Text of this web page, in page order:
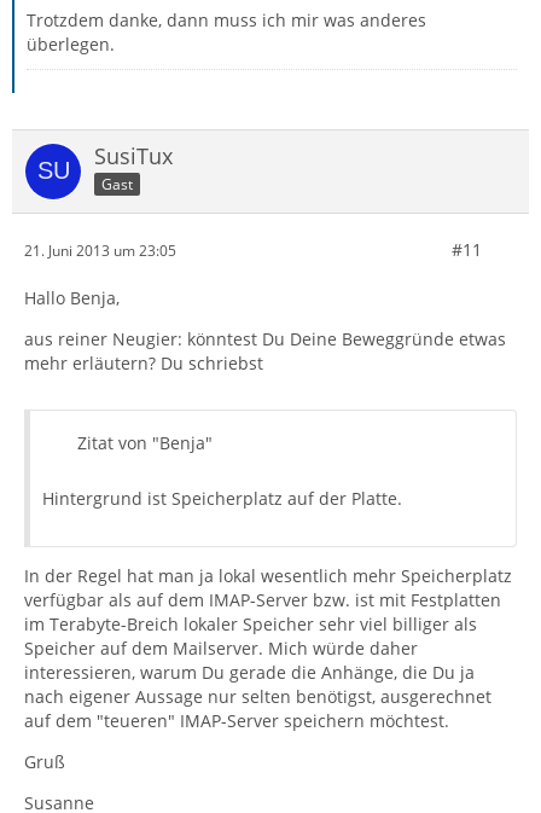
Trotzdem danke, dann muss ich mir was anderes
überlegen.
SusiTux
Gast
21. Juni 2013 um 23:05 #11
Hallo Benja,
aus reiner Neugier: könntest Du Deine Beweggründe etwas
mehr erläutern? Du schriebst
Zitat von "Benja"
Hintergrund ist Speicherplatz auf der Platte.
In der Regel hat man ja lokal wesentlich mehr Speicherplatz
verfügbar als auf dem IMAP-Server bzw. ist mit Festplatten
im Terabyte-Breich lokaler Speicher sehr viel billiger als
Speicher auf dem Mailserver. Mich würde daher
interessieren, warum Du gerade die Anhänge, die Du ja
nach eigener Aussage nur selten benötigst, ausgerechnet
auf dem "teueren" IMAP-Server speichern möchtest.
Gruß
Susanne